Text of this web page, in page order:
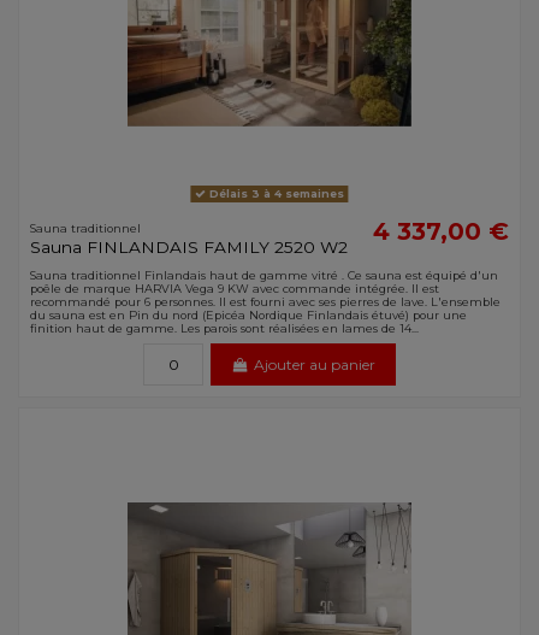
Délais 3 à 4 semaines
Sauna traditionnel
Sauna FINLANDAIS FAMILY 2520 W2
4 337,00 €
Sauna traditionnel Finlandais haut de gamme vitré . Ce sauna est équipé d'un
poêle de marque HARVIA Vega 9 KW avec commande intégrée. Il est
recommandé pour 6 personnes. Il est fourni avec ses pierres de lave. L'ensemble
du sauna est en Pin du nord (Epicéa Nordique Finlandais étuvé) pour une
finition haut de gamme. Les parois sont réalisées en lames de 14...
Ajouter au panier